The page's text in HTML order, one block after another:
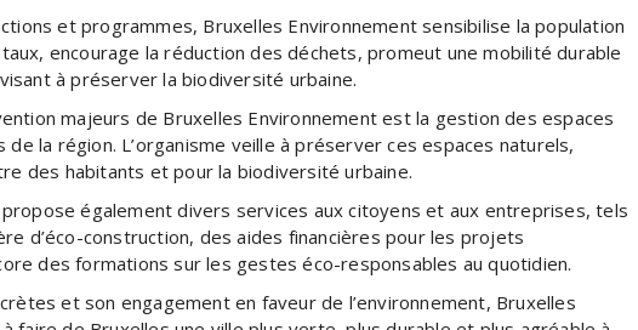
et programmes, Bruxelles Environnement sensibilise la population
encourage la réduction des déchets, promeut une mobilité durable
à préserver la biodiversité urbaine.
majeurs de Bruxelles Environnement est la gestion des espaces
la région. L’organisme veille à préserver ces espaces naturels,
des habitants et pour la biodiversité urbaine.
également divers services aux citoyens et aux entreprises, tels
d’éco-construction, des aides financières pour les projets
des formations sur les gestes éco-responsables au quotidien.
et son engagement en faveur de l’environnement, Bruxelles